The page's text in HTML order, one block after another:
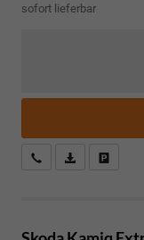
sofort lieferbar
Kostenloser Rückruf-
PDF-Datei,